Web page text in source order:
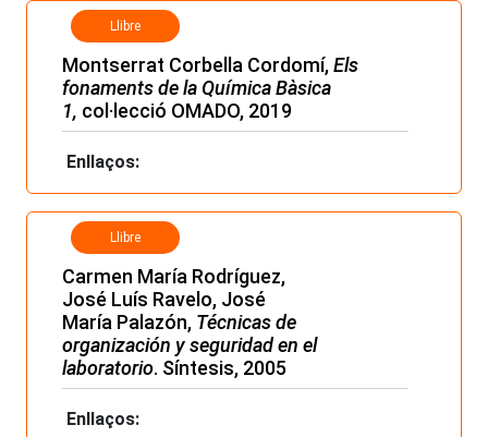
Llibre
Montserrat Corbella Cordomí,Els
fonaments de la Química Bàsica
1, col·lecció OMADO, 2019
Enllaços:
Llibre
Carmen María Rodríguez,
José Luís Ravelo, José
María Palazón, Técnicas de
organización y seguridad en el
laboratorio. Síntesis, 2005
Enllaços: